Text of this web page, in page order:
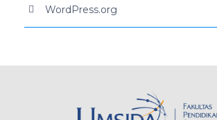
WordPress.org